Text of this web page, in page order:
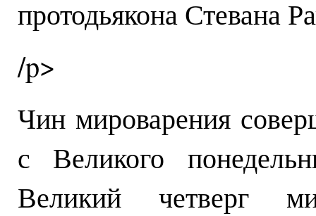
протодьякона Стевана
/p>
Чин мироварения
с Великого
Великий четверг